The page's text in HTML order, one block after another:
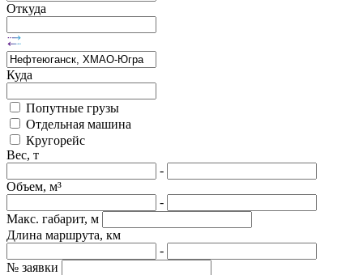
Откуда
Куда
Попутные грузы
Отдельная машина
Кругорейс
Вес, т
-
Объем, м³
-
Макс. габарит, м
Длина маршрута, км
-
№ заявки